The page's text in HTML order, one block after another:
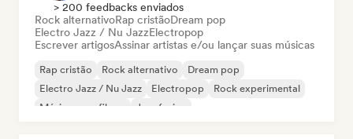
> 200 feedbacks enviados
Rock alternativoRap cristãoDream pop
Electro Jazz / Nu JazzElectropop
Escrever artigosAssinar artistas e/ou lançar suas músicas
Rap cristão Rock alternativo
Dream pop
Electro Jazz / Nu Jazz
Electropop
Rock experimental
Música para filmes
Jazz fusion